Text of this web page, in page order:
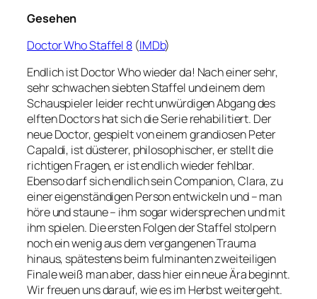
Gesehen
Doctor Who Staffel 8 (IMDb)
Endlich ist Doctor Who wieder da! Nach einer sehr,
sehr schwachen siebten Staffel und einem dem
Schauspieler leider recht unwürdigen Abgang des
elften Doctors hat sich die Serie rehabilitiert. Der
neue Doctor, gespielt von einem grandiosen Peter
Capaldi, ist düsterer, philosophischer, er stellt die
richtigen Fragen, er ist endlich wieder fehlbar.
Ebenso darf sich endlich sein Companion, Clara, zu
einer eigenständigen Person entwickeln und – man
höre und staune – ihm sogar widersprechen und mit
ihm spielen. Die ersten Folgen der Staffel stolpern
noch ein wenig aus dem vergangenen Trauma
hinaus, spätestens beim fulminanten zweiteiligen
Finale weiß man aber, dass hier ein neue Ära beginnt.
Wir freuen uns darauf, wie es im Herbst weitergeht.